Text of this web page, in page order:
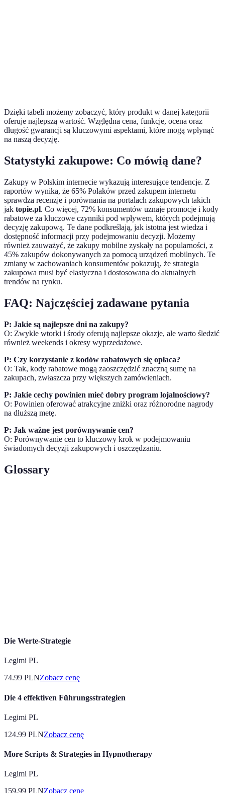
Dzięki tabeli możemy zobaczyć, który produkt w danej kategorii
oferuje najlepszą wartość. Względna cena, funkcje, ocena oraz
długość gwarancji są kluczowymi aspektami, które mogą wpłynąć
na naszą decyzję.
Statystyki zakupowe: Co mówią dane?
Zakupy w Polskim internecie wykazują interesujące tendencje. Z
raportów wynika, że 65% Polaków przed zakupem internetu
sprawdza recenzje i porównania na portalach zakupowych takich
jak topie.pl. Co więcej, 72% konsumentów uznaje promocje i kody
rabatowe za kluczowe czynniki pod wpływem, których podejmują
decyzję zakupową. Te dane podkreślają, jak istotna jest wiedza i
dostępność informacji przy podejmowaniu decyzji. Możemy
również zauważyć, że zakupy mobilne zyskały na popularności, z
45% zakupów dokonywanych za pomocą urządzeń mobilnych. Te
zmiany w zachowaniach konsumentów pokazują, że strategia
zakupowa musi być elastyczna i dostosowana do aktualnych
trendów na rynku.
FAQ: Najczęściej zadawane pytania
P: Jakie są najlepsze dni na zakupy?
O: Zwykle wtorki i środy oferują najlepsze okazje, ale warto śledzić
również weekends i okresy wyprzedażowe.
P: Czy korzystanie z kodów rabatowych się opłaca?
O: Tak, kody rabatowe mogą zaoszczędzić znaczną sumę na
zakupach, zwłaszcza przy większych zamówieniach.
P: Jakie cechy powinien mieć dobry program lojalnościowy?
O: Powinien oferować atrakcyjne zniżki oraz różnorodne nagrody
na dłuższą metę.
P: Jak ważne jest porównywanie cen?
O: Porównywanie cen to kluczowy krok w podejmowaniu
świadomych decyzji zakupowych i oszczędzaniu.
Glossary
Die Werte-Strategie
Legimi PL
74.99 PLNZobacz cenę
Die 4 effektiven Führungsstrategien
Legimi PL
124.99 PLNZobacz cenę
More Scripts & Strategies in Hypnotherapy
Legimi PL
159.99 PLNZobacz cenę